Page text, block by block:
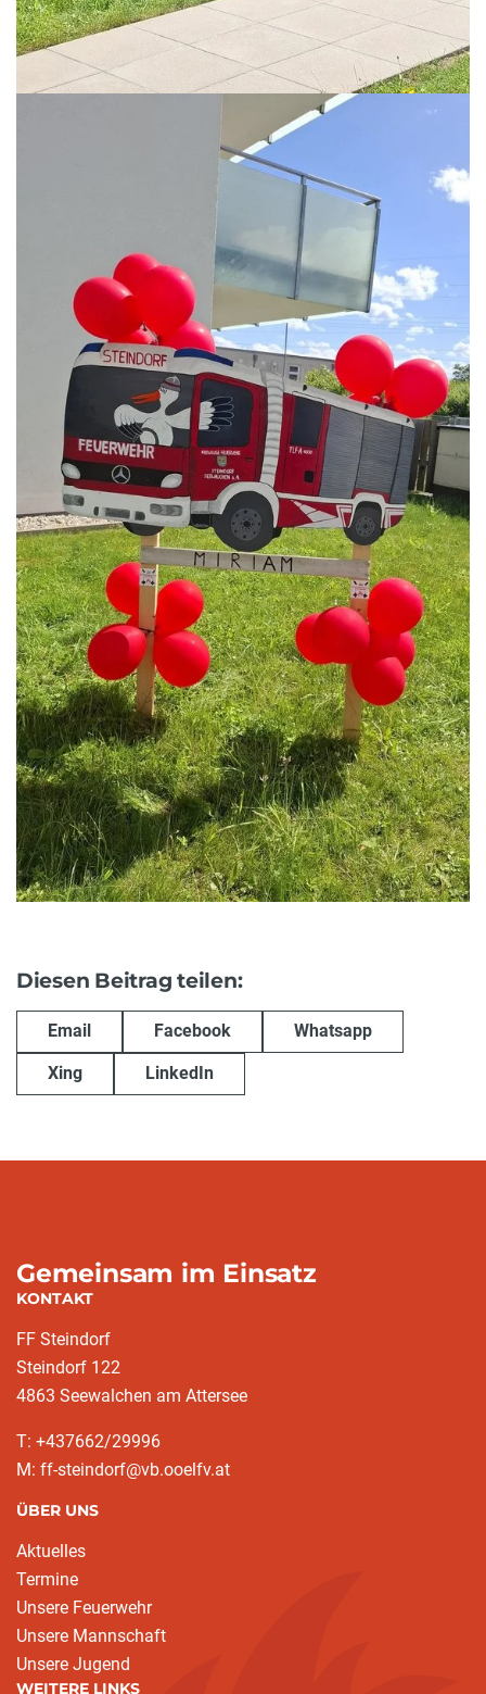
Diesen Beitrag teilen:
Email Facebook Whatsapp
Xing LinkedIn
Gemeinsam im Einsatz
KONTAKT
FF Steindorf
Steindorf 122
4863 Seewalchen am Attersee
T: +437662/29996
M: ff-steindorf@vb.ooelfv.at
ÜBER UNS
Aktuelles
Termine
Unsere Feuerwehr
Unsere Mannschaft
Unsere Jugend
WEITERE LINKS